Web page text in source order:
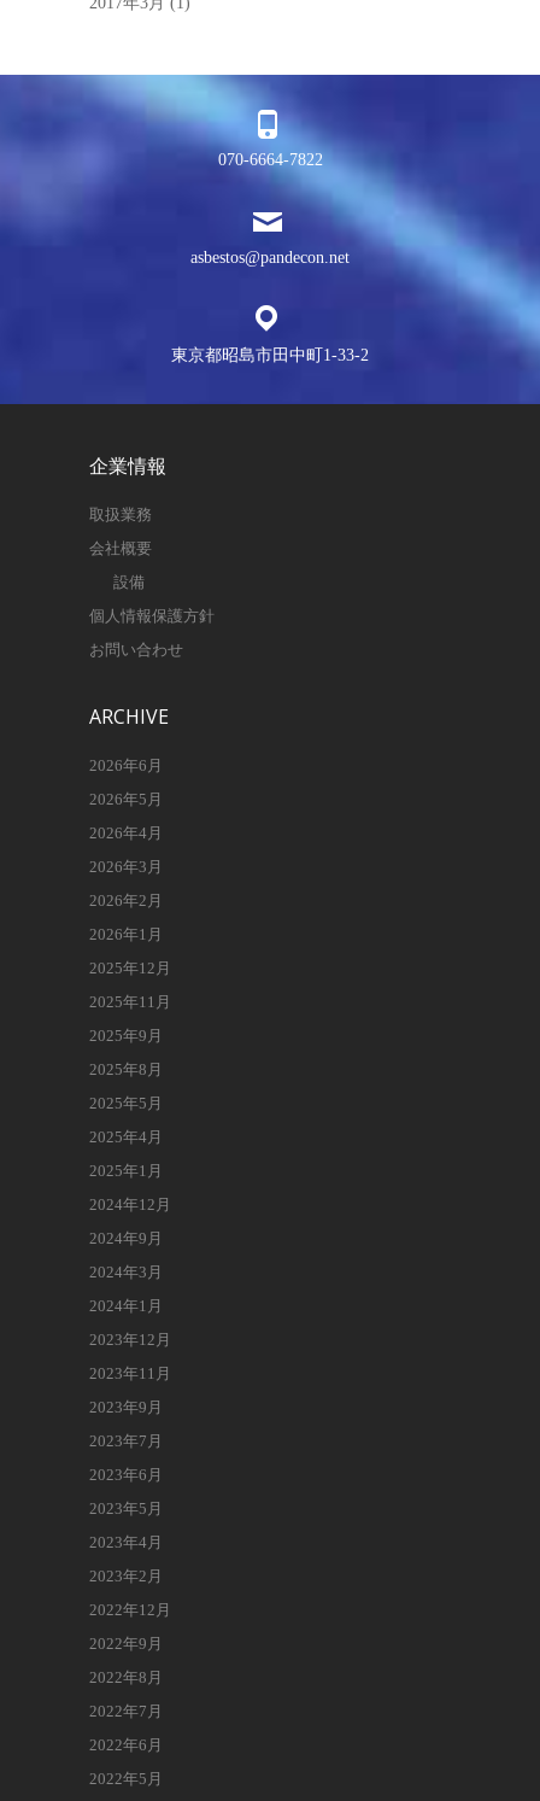
070-6664-7822
asbestos@pandecon.net
東京都昭島市田中町1-33-2
企業情報
取扱業務
会社概要
設備
個人情報保護方針
お問い合わせ
ARCHIVE
2026年6月
2026年5月
2026年4月
2026年3月
2026年2月
2026年1月
2025年12月
2025年11月
2025年9月
2025年8月
2025年5月
2025年4月
2025年1月
2024年12月
2024年9月
2024年3月
2024年1月
2023年12月
2023年11月
2023年9月
2023年7月
2023年6月
2023年5月
2023年4月
2023年2月
2022年12月
2022年9月
2022年8月
2022年7月
2022年6月
2022年5月